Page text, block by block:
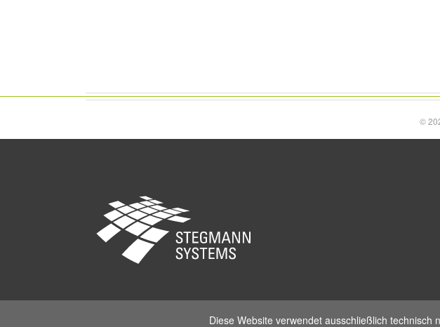
Diese Website verwendet ausschließlich technisch
©